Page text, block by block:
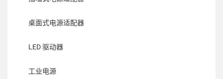
桌面式电源适配器
LED 驱动器
工业电源